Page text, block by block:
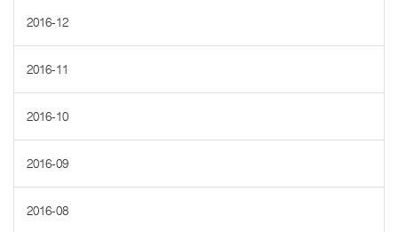
2016-12
2016-11
2016-10
2016-09
2016-08